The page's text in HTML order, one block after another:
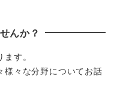
んか？
す。
様々な分野についてお話